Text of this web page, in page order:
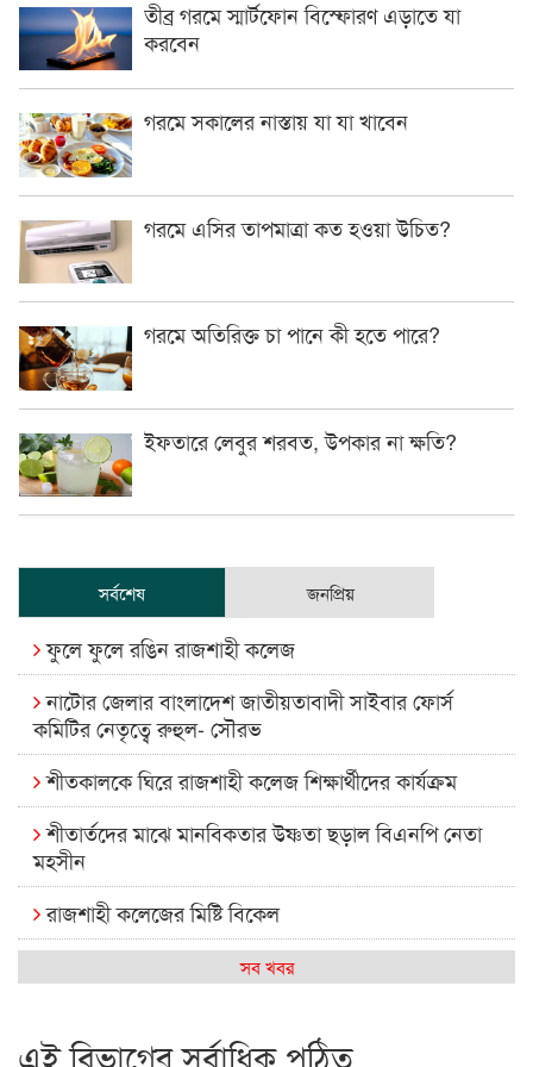
তীব্র গরমে স্মার্টফোন বিস্ফোরণ এড়াতে যা
করবেন
গরমে সকালের নাস্তায় যা যা খাবেন
গরমে এসির তাপমাত্রা কত হওয়া উচিত?
গরমে অতিরিক্ত চা পানে কী হতে পারে?
ইফতারে লেবুর শরবত, উপকার না ক্ষতি?
সর্বশেষ জনপ্রিয়
ফুলে ফুলে রঙিন রাজশাহী কলেজ
নাটোর জেলার বাংলাদেশ জাতীয়তাবাদী সাইবার ফোর্স
কমিটির নেতৃত্বে রুহুল- সৌরভ
শীতকালকে ঘিরে রাজশাহী কলেজ শিক্ষার্থীদের কার্যক্রম
শীতার্তদের মাঝে মানবিকতার উষ্ণতা ছড়াল বিএনপি নেতা
মহসীন
রাজশাহী কলেজের মিষ্টি বিকেল
কেমন আছে আমাদের দেশের মধ্যবিত্তরা
সব খবর
এই বিভাগের সর্বাধিক পঠিত